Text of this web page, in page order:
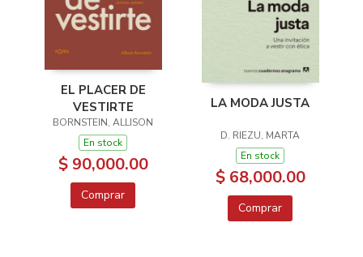
EL PLACER DE
VESTIRTE
BORNSTEIN, ALLISON
En stock
$ 90,000.00
Comprar
LA MODA JUSTA
D. RIEZU, MARTA
En stock
$ 68,000.00
Comprar